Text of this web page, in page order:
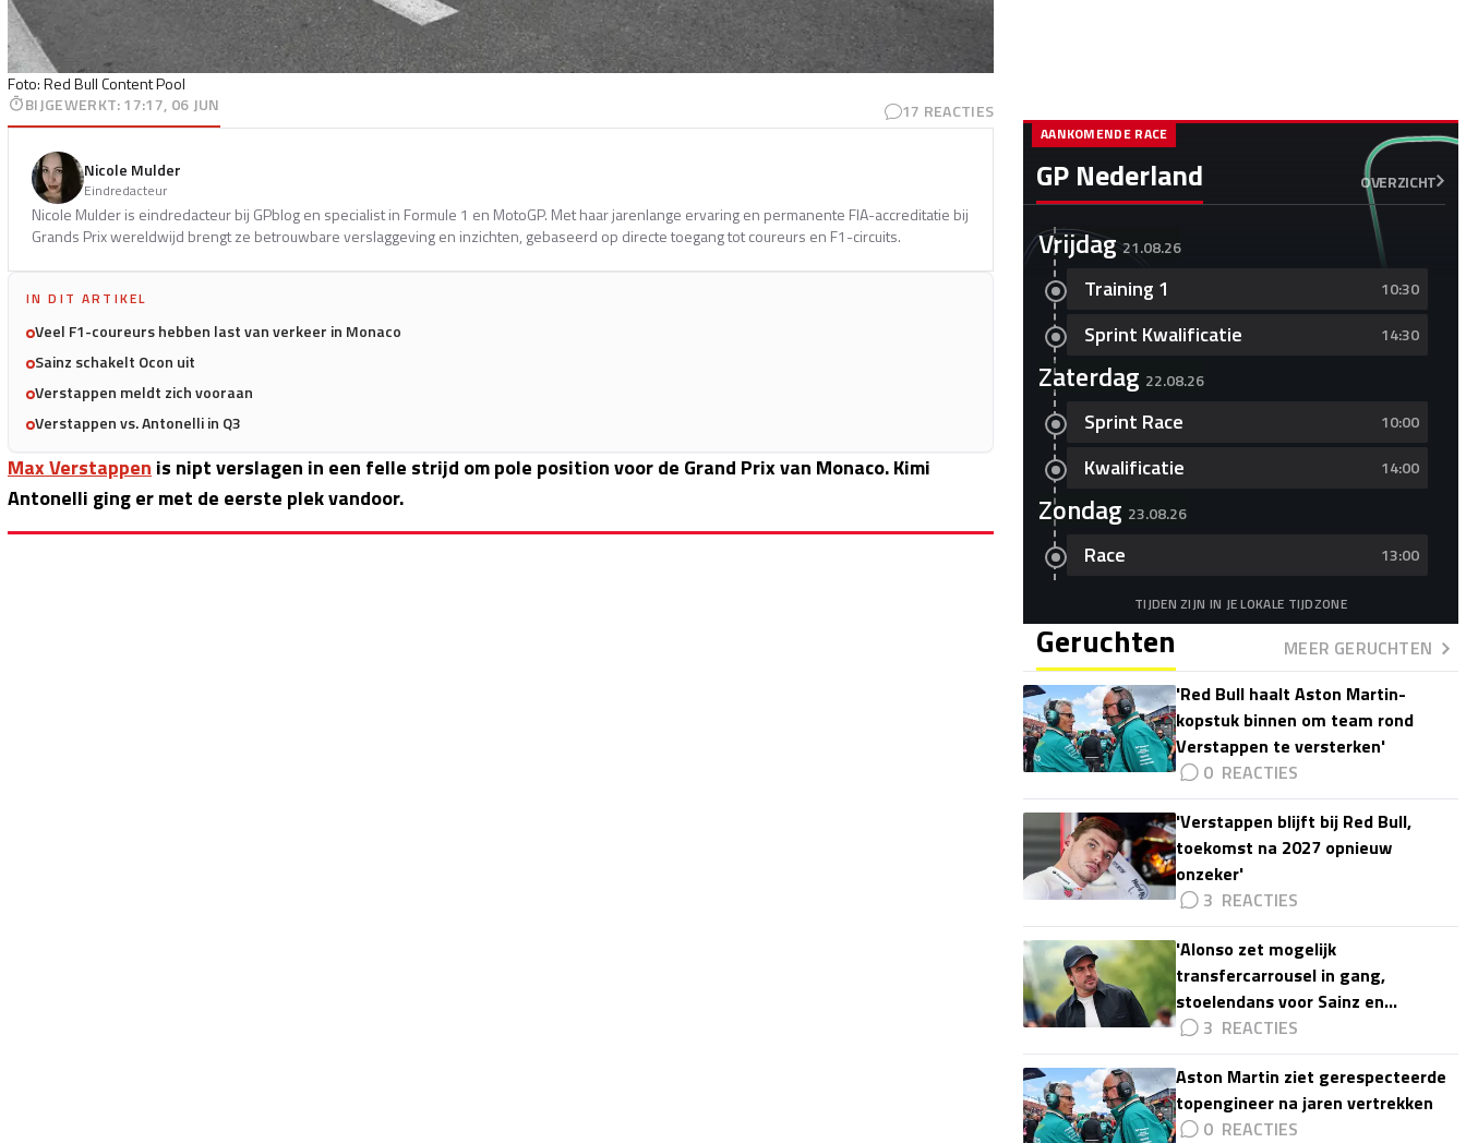
Foto: Red Bull Content Pool
BIJGEWERKT:17:17, 06 JUN 17 REACTIES
Nicole Mulder
Eindredacteur
Nicole Mulder is eindredacteur bij GPblog en specialist in Formule 1 en MotoGP. Met haar jarenlange ervaring en permanente FIA-accreditatie bij
Grands Prix wereldwijd brengt ze betrouwbare verslaggeving en inzichten, gebaseerd op directe toegang tot coureurs en F1-circuits.
IN DIT ARTIKEL
Veel F1-coureurs hebben last van verkeer in Monaco
Sainz schakelt Ocon uit
Verstappen meldt zich vooraan
Verstappen vs. Antonelli in Q3
Max Verstappen is nipt verslagen in een felle strijd om pole position voor de Grand Prix van Monaco. Kimi
Antonelli ging er met de eerste plek vandoor.
GP Nederland OVERZICHT
AANKOMENDE RACE
Vrijdag 21.08.26
Training 1 10:30
Sprint Kwalificatie 14:30
Zaterdag 22.08.26
Sprint Race 10:00
Kwalificatie 14:00
Zondag 23.08.26
Race 13:00
TIJDEN ZIJN IN JE LOKALE TIJDZONE
Geruchten
MEER GERUCHTEN
'Red Bull haalt Aston Martin-
kopstuk binnen om team rond
Verstappen te versterken'
0
'Verstappen blijft bij Red Bull,
toekomst na 2027 opnieuw
onzeker'
3
'Alonso zet mogelijk
transfercarrousel in gang,
stoelendans voor Sainz en
Colapinto'
3
Aston Martin ziet gerespecteerde
topengineer na jaren vertrekken
0